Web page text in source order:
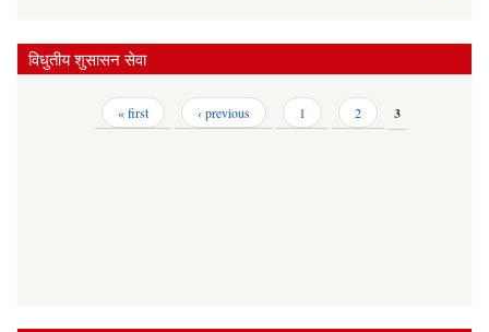
विधुतीय शुसासन सेवा
« first ‹ previous 1 2 3